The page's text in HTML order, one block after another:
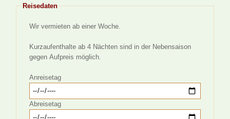
Reisedaten
Wir vermieten ab einer Woche.
Kurzaufenthalte ab 4 Nächten sind in der Nebensaison
gegen Aufpreis möglich.
Anreisetag
Abreisetag